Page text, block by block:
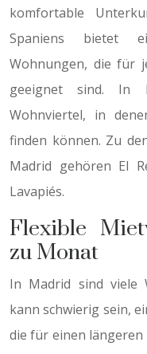
komfortable
Spaniens bietet
Wohnungen, die für
geeignet sind. In
Wohnviertel, in
finden können. Zu
Madrid gehören El
Lavapiés.
Flexible
zu Monat
In Madrid sind viele
kann schwierig sein,
die für einen